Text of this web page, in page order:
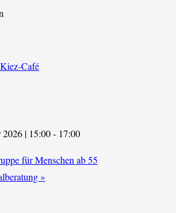
Kiez-Café
| 15:00- 17:00
für Menschen ab 55
»